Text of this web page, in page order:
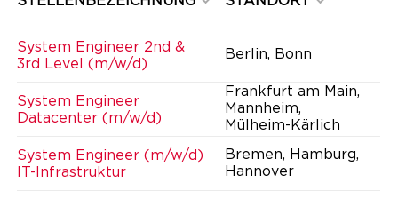
System Engineer 2nd &
3rd Level (m/w/d)
Berlin, Bonn
System Engineer
Datacenter (m/w/d)
Frankfurt am Main,
Mannheim,
Mülheim-Kärlich
System Engineer (m/w/d)
IT-Infrastruktur
Bremen, Hamburg,
Hannover